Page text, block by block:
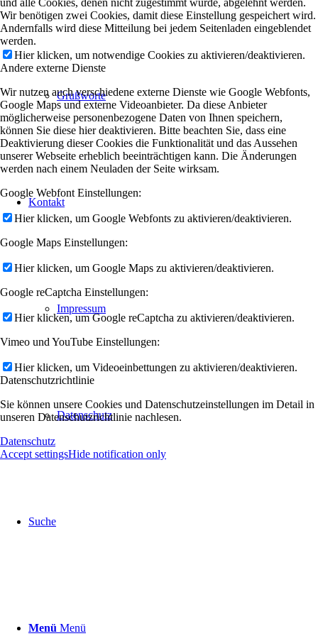
Grußworte
Kontakt
Impressum
Datenschutz
Suche
Menü Menü
und alle Cookies, denen nicht zugestimmt wurde, abgelehnt werden.
Wir benötigen zwei Cookies, damit diese Einstellung gespeichert wird.
Andernfalls wird diese Mitteilung bei jedem Seitenladen eingeblendet
werden.
Hier klicken, um notwendige Cookies zu aktivieren/deaktivieren.
Andere externe Dienste
Wir nutzen auch verschiedene externe Dienste wie Google Webfonts,
Google Maps und externe Videoanbieter. Da diese Anbieter
möglicherweise personenbezogene Daten von Ihnen speichern,
können Sie diese hier deaktivieren. Bitte beachten Sie, dass eine
Deaktivierung dieser Cookies die Funktionalität und das Aussehen
unserer Webseite erheblich beeinträchtigen kann. Die Änderungen
werden nach einem Neuladen der Seite wirksam.
Google Webfont Einstellungen:
Hier klicken, um Google Webfonts zu aktivieren/deaktivieren.
Google Maps Einstellungen:
Hier klicken, um Google Maps zu aktivieren/deaktivieren.
Google reCaptcha Einstellungen:
Hier klicken, um Google reCaptcha zu aktivieren/deaktivieren.
Vimeo und YouTube Einstellungen:
Hier klicken, um Videoeinbettungen zu aktivieren/deaktivieren.
Datenschutzrichtlinie
Sie können unsere Cookies und Datenschutzeinstellungen im Detail in
unseren Datenschutzrichtlinie nachlesen.
Datenschutz
Accept settingsHide notification only